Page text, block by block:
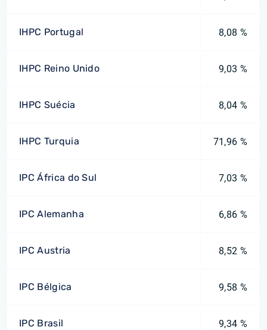
IHPC Portugal 8,08 %
IHPC Reino Unido 9,03 %
IHPC Suécia 8,04 %
IHPC Turquia 71,96 %
IPC África do Sul 7,03 %
IPC Alemanha 6,86 %
IPC Austria 8,52 %
IPC Bélgica 9,58 %
IPC Brasil 9,34 %